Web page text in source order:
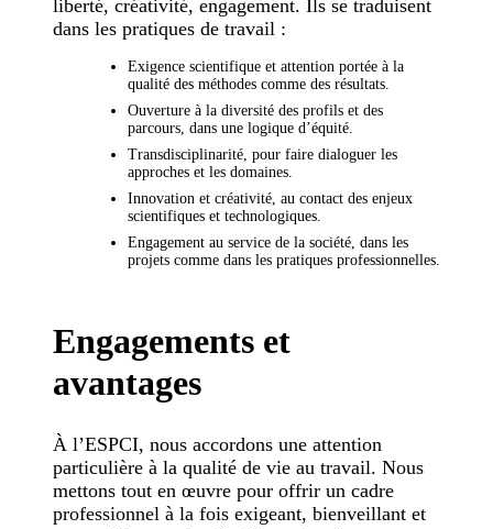
liberté, créativité, engagement. Ils se traduisent
dans les pratiques de travail :
Exigence scientifique et attention portée à la
qualité des méthodes comme des résultats.
Ouverture à la diversité des profils et des
parcours, dans une logique d’équité.
Transdisciplinarité, pour faire dialoguer les
approches et les domaines.
Innovation et créativité, au contact des enjeux
scientifiques et technologiques.
Engagement au service de la société, dans les
projets comme dans les pratiques professionnelles.
Engagements et
avantages
À l’ESPCI, nous accordons une attention
particulière à la qualité de vie au travail. Nous
mettons tout en œuvre pour offrir un cadre
professionnel à la fois exigeant, bienveillant et